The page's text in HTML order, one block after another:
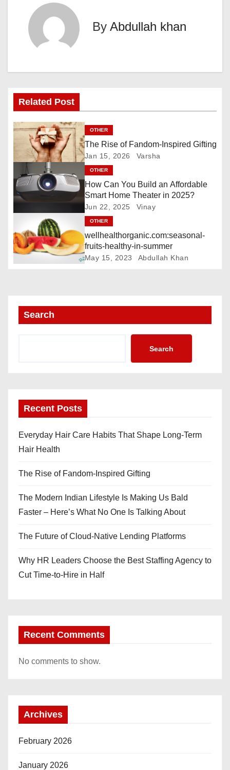
g
a
t
i
o
n
By Abdullah khan
Related Post
OTHER
The Rise of Fandom-Inspired Gifting
Jan 15, 2026 Varsha
OTHER
How Can You Build an Affordable
Smart Home Theater in 2025?
Jun 22, 2025 Vinay
OTHER
wellhealthorganic.com:seasonal-
fruits-healthy-in-summer
May 15, 2023 Abdullah Khan
Search
Search
Recent Posts
Everyday Hair Care Habits That Shape Long-Term
Hair Health
The Rise of Fandom-Inspired Gifting
The Modern Indian Lifestyle Is Making Us Bald
Faster – Here’s What No One Is Talking About
The Future of Cloud-Native Lending Platforms
Why HR Leaders Choose the Best Staffing Agency to
Cut Time-to-Hire in Half
Recent Comments
No comments to show.
Archives
February 2026
January 2026